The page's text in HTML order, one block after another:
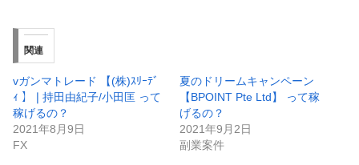
関連
vガンマトレード 【(株)ｽﾘｰﾃﾞ
ｨ 】❘持田由紀子/小田匡 って
稼げるの？
2021年8月9日
FX
夏のドリームキャンペーン
【BPOINT Pte Ltd】 って稼
げるの？
2021年9月2日
副業案件